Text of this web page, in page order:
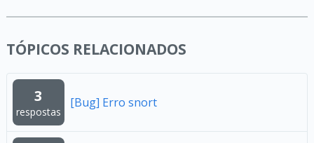
TÓPICOS RELACIONADOS
3
respostas
[Bug] Erro snort